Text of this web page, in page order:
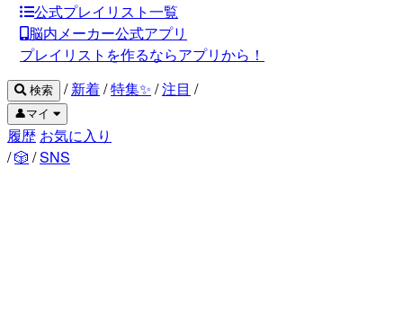
公式プレイリスト一覧
脳内メーカー公式アプリ
プレイリストを作るならアプリから！
検索 / 新着/特集✨ /注目 /
👤マイ
履歴 お気に入り
/🎲 /SNS